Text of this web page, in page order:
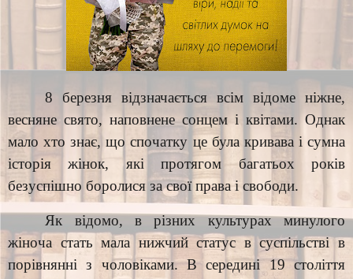
8 березня відзначається всім відоме ніжне,
весняне свято, наповнене сонцем і квітами. Однак
мало хто знає, що спочатку це була кривава і сумна
історія жінок, які протягом багатьох років
безуспішно боролися за свої права і свободи.
Як відомо, в різних культурах минулого
жіноча стать мала нижчий статус в суспільстві в
порівнянні з чоловіками. В середині 19 століття